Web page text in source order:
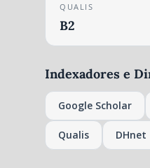
QUALIS
B2
Indexadores e
Google Scholar
Qualis DHnet